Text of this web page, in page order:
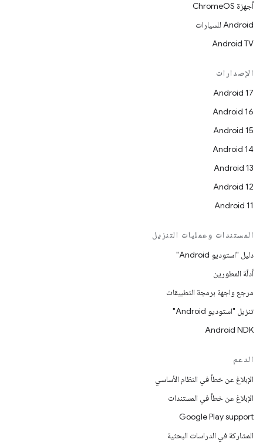
أجهزة ChromeOS
Android للسيارات
Android TV
الإصدارات
Android 17
Android 16
Android 15
Android 14
Android 13
Android 12
Android 11
المستندات وعمليات التنزيل
دليل "استوديو Android"
أدلّة المطورين
مرجع واجهة برمجة التطبيقات
تنزيل "استوديو Android"
Android NDK
الدعم
الإبلاغ عن خطأ في النظام الأساسي
الإبلاغ عن خطأ في المستندات
Google Play support
المشاركة في الدراسات البحثية